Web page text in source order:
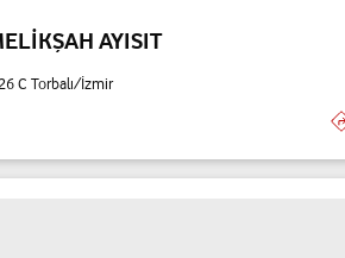
AYISIT
C Torbalı/İzmir